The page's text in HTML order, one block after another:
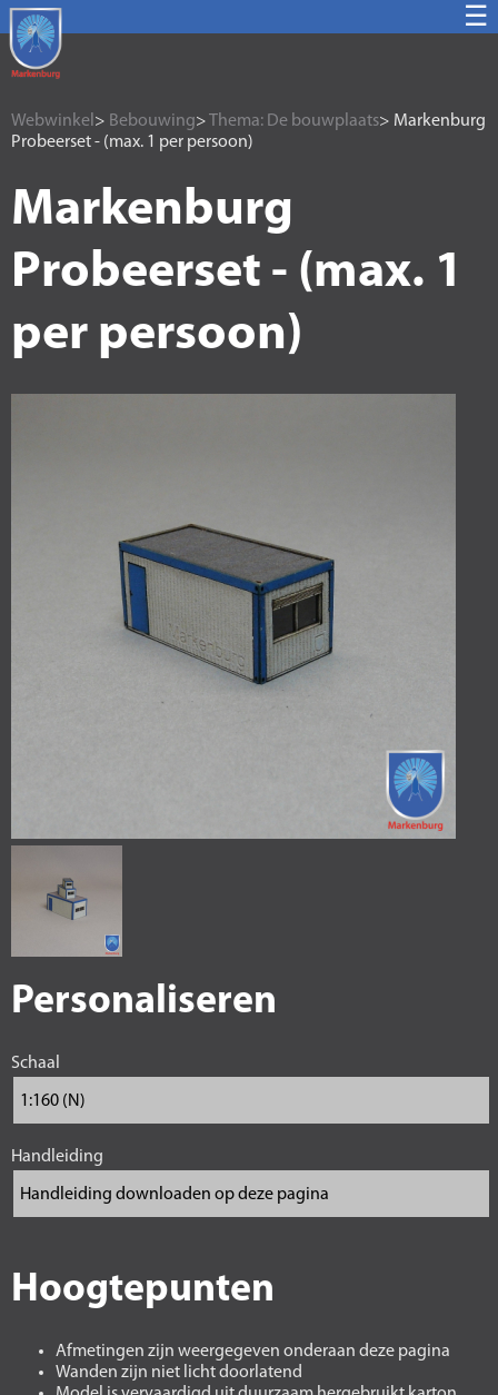
☰
Webwinkel > Bebouwing> Thema: De bouwplaats> Markenburg
Probeerset - (max. 1 per persoon)
Markenburg
Probeerset - (max. 1
per persoon)
Personaliseren
Schaal
Handleiding
Hoogtepunten
Afmetingen zijn weergegeven onderaan deze pagina
Wanden zijn niet licht doorlatend